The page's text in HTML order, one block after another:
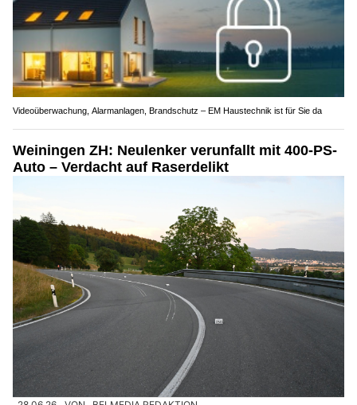
Videoüberwachung, Alarmanlagen, Brandschutz – EM Haustechnik ist für Sie da
Weiningen ZH: Neulenker verunfallt mit 400-PS-
Auto – Verdacht auf Raserdelikt